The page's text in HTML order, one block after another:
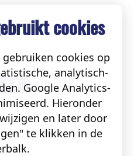
cookies
cookies op
analytisch-
Google Analytics-
Hieronder
en later door
te klikken in de